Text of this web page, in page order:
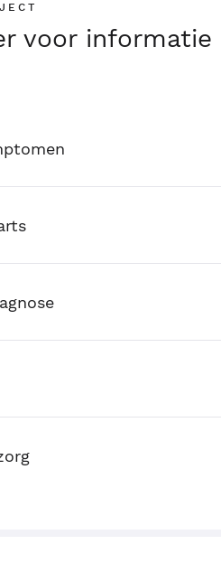
voor